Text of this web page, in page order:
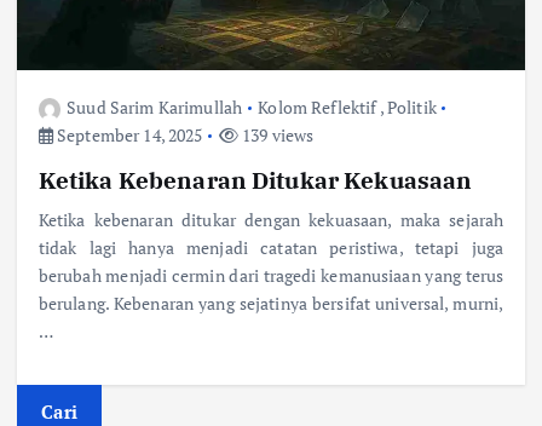
Suud Sarim Karimullah Kolom Reflektif,Politik
September 14, 2025
139 views
Ketika Kebenaran Ditukar Kekuasaan
Ketika kebenaran ditukar dengan kekuasaan, maka sejarah
tidak lagi hanya menjadi catatan peristiwa, tetapi juga
berubah menjadi cermin dari tragedi kemanusiaan yang terus
berulang. Kebenaran yang sejatinya bersifat universal, murni,
…
Cari